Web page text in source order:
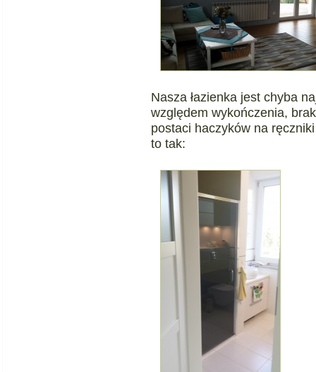
Nasza łazienka jest chyba
względem wykończenia,
postaci haczyków na
to tak: